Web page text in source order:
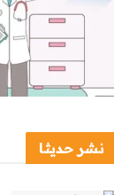
نشر حديثا